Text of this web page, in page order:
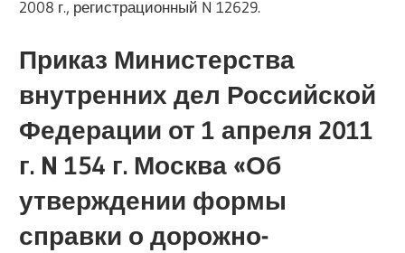
2008 г., регистрационный N 12629.
Приказ Министерства
внутренних дел Российской
Федерации от 1 апреля 2011
г. N 154 г. Москва «Об
утверждении формы
справки о дорожно-